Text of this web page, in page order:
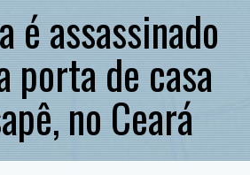
é assassinado
porta de casa
no Ceará